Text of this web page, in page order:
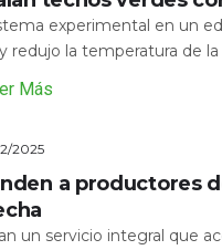
experimental en un
redujo la temperatura de la
Más
2025
a productores
un servicio integral que